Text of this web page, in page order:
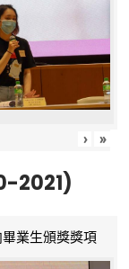
› »
2021)
業生頒獎獎項